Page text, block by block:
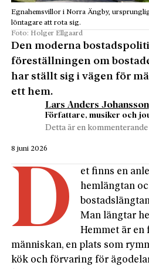
Egnahemsvillor i Norra Ängby,
löntagare att rota sig.
Foto: Holger Ellgaard
Den moderna
föreställning­en om
har ställt sig i vägen för
ett hem.
Lars Anders Johansson
Författare, musiker och
Detta är en
8 juni 2026
D
et finns en
hemlängtan
Man längtar
Hemmet är en
människan, en plats som
kök och förvaring för